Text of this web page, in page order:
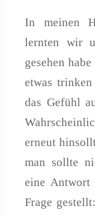
In meinen
lernten wir
gesehen
etwas
das Gefühl
erneut
man sollte
eine
Frage